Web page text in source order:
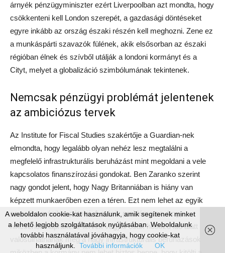
árnyék pénzügyminiszter ezért Liverpoolban azt mondta, hogy
csökkenteni kell London szerepét, a gazdasági döntéseket
egyre inkább az ország északi részén kell meghozni. Zene ez
a munkáspárti szavazók fülének, akik elsősorban az északi
régióban élnek és szívből utálják a londoni kormányt és a
Cityt, melyet a globalizáció szimbólumának tekintenek.
Nemcsak pénzügyi problémát jelentenek
az ambiciózus tervek
Az Institute for Fiscal Studies szakértője a Guardian-nek
elmondta, hogy legalább olyan nehéz lesz megtalálni a
megfelelő infrastrukturális beruházást mint megoldani a vele
kapcsolatos finanszírozási gondokat. Ben Zaranko szerint
nagy gondot jelent, hogy Nagy Britanniában is hiány van
képzett munkaerőben ezen a téren. Ezt nem lehet az egyik
percről a másikra pótolni. A másik probléma az, hogy
nincsenek naprakész tervek vagyis csak hosszú idő alatt
valósulhatnának meg a nagy infrastrukturális beruházások
A weboldalon cookie-kat használunk, amik segítenek minket
a lehető legjobb szolgáltatások nyújtásában. Weboldalunk
további használatával jóváhagyja, hogy cookie-kat
használjunk.
További információk OK